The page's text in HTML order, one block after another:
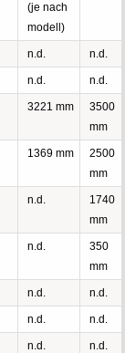
(je nach
modell)
n.d. n.d.
n.d. n.d.
3221 mm
3500
mm
1369 mm
2500
mm
n.d.
1740
mm
n.d.
350
mm
n.d. n.d.
n.d. n.d.
n.d. n.d.